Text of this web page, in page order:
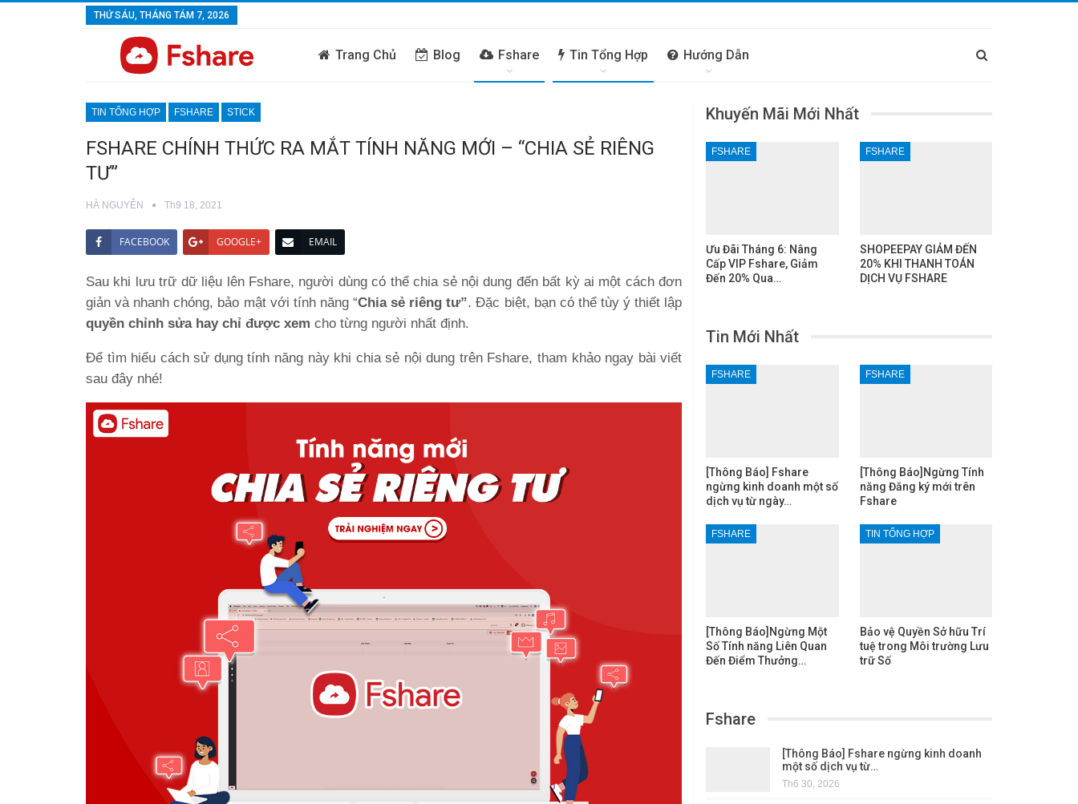
THỨ SÁU, THÁNG TÁM 7, 2026
Trang Chủ Blog Fshare Tin Tổng Hợp Hướng Dẫn
TIN TỔNG HỢP FSHARE STICK
FSHARE CHÍNH THỨC RA MẮT TÍNH NĂNG MỚI – “CHIA SẺ RIÊNG
TƯ”
HÀ NGUYỄN Th9 18, 2021
FACEBOOK GOOGLE+ EMAIL
Sau khi lưu trữ dữ liệu lên Fshare, người dùng có thể chia sẻ nội dung đến bất kỳ ai một cách đơn
giản và nhanh chóng, bảo mật với tính năng “Chia sẻ riêng tư”. Đặc biệt, bạn có thể tùy ý thiết lập
quyền chỉnh sửa hay chỉ được xem cho từng người nhất định.
Để tìm hiểu cách sử dụng tính năng này khi chia sẻ nội dung trên Fshare, tham khảo ngay bài viết
sau đây nhé!
Khuyến Mãi Mới Nhất
FSHARE
Ưu Đãi Tháng 6: Nâng
Cấp VIP Fshare, Giảm
Đến 20% Qua…
FSHARE
SHOPEEPAY GIẢM ĐẾN
20% KHI THANH TOÁN
DỊCH VỤ FSHARE
Tin Mới Nhất
FSHARE
[Thông Báo] Fshare
ngừng kinh doanh một số
dịch vụ từ ngày…
FSHARE
[Thông Báo]Ngừng Tính
năng Đăng ký mới trên
Fshare
FSHARE
[Thông Báo]Ngừng Một
Số Tính năng Liên Quan
Đến Điểm Thưởng…
TIN TỔNG HỢP
Bảo vệ Quyền Sở hữu Trí
tuệ trong Môi trường Lưu
trữ Số
Fshare
[Thông Báo] Fshare ngừng kinh doanh
một số dịch vụ từ…
Th6 30, 2026